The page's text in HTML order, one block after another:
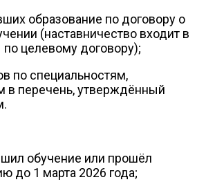
образование по договору о
(наставничество входит в
по целевому договору);
по специальностям,
в перечень, утверждённый
обучение или прошёл
до 1 марта 2026 года;